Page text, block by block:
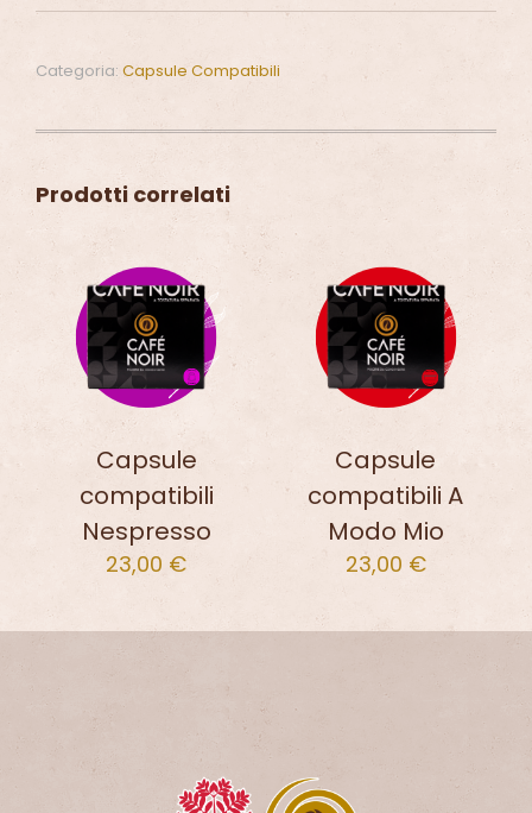
Categoria: Capsule Compatibili
Prodotti correlati
Capsule
compatibili
Nespresso
23,00 €
Capsule
compatibili A
Modo Mio
23,00 €